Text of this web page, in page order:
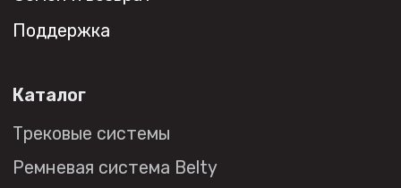
© 2026 DENKIRS
Все права защищены